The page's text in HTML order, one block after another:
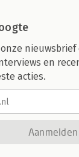
en
acties.
Aanmelden